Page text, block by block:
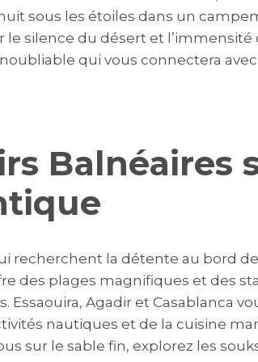
sous les étoiles dans un
le silence du désert et l’immensité
qui vous connectera
Balnéaires
recherchent la détente au bord
des plages magnifiques et des
Essaouira, Agadir et Casablanca
nautiques et de la cuisine
sur le sable fin, explorez les